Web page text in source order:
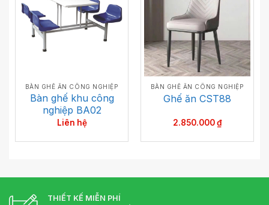
BÀN GHẾ ĂN CÔNG NGHIỆP
Bàn ghế khu công
nghiệp BA02
Liên hệ
BÀN GHẾ ĂN CÔNG NGHIỆP
Ghế ăn CST88
2.850.000₫
THIẾT KẾ MIỄN PHÍ